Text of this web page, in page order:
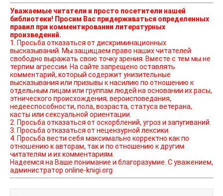
Уважаемые читатели и просто посетители нашей
библиотеки! Просим Вас придерживаться определенных
правил при комментировании литературных
произведений.
1. Просьба отказаться от дискриминационных
высказываний. Мы защищаем право наших читателей
свободно выражать свою точку зрения. Вместе с тем мы не
терпим агрессии. На сайте запрещено оставлять
комментарий, который содержит унизительные
высказывания или призывы к насилию по отношению к
отдельным лицам или группам людей на основании их расы,
этнического происхождения, вероисповедания,
недееспособности, пола, возраста, статуса ветерана,
касты или сексуальной ориентации.
2. Просьба отказаться от оскорблений, угроз и запугиваний.
3. Просьба отказаться от нецензурной лексики.
4. Просьба вести себя максимально корректно как по
отношению к авторам, так и по отношению к другим
читателям и их комментариям.
Надеемся на Ваше понимание и благоразумие. С уважением,
администратор online-knigi.org